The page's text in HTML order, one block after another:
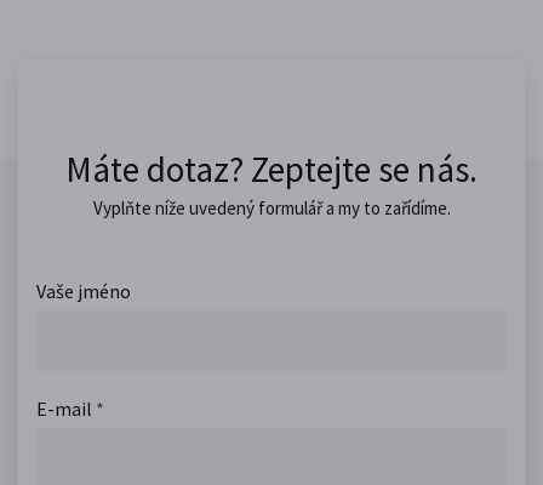
Máte dotaz? Zeptejte se nás.
Vyplňte níže uvedený formulář a my to zařídíme.
Vaše jméno
E-mail *